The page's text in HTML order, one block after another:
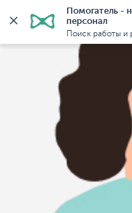
Помогатель -
персонал
Поиск работы и
Главная